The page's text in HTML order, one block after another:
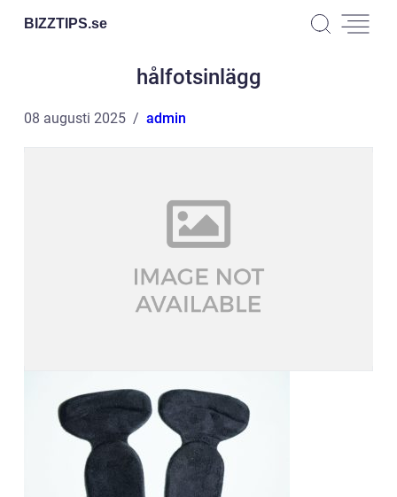
BIZZTIPS.se
hålfotsinlägg
08 augusti 2025 admin